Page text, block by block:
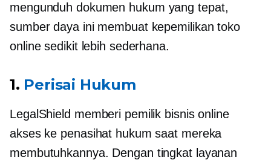
mengunduh dokumen hukum yang tepat,
sumber daya ini membuat kepemilikan toko
online sedikit lebih sederhana.
1. Perisai Hukum
LegalShield memberi pemilik bisnis online
akses ke penasihat hukum saat mereka
membutuhkannya. Dengan tingkat layanan